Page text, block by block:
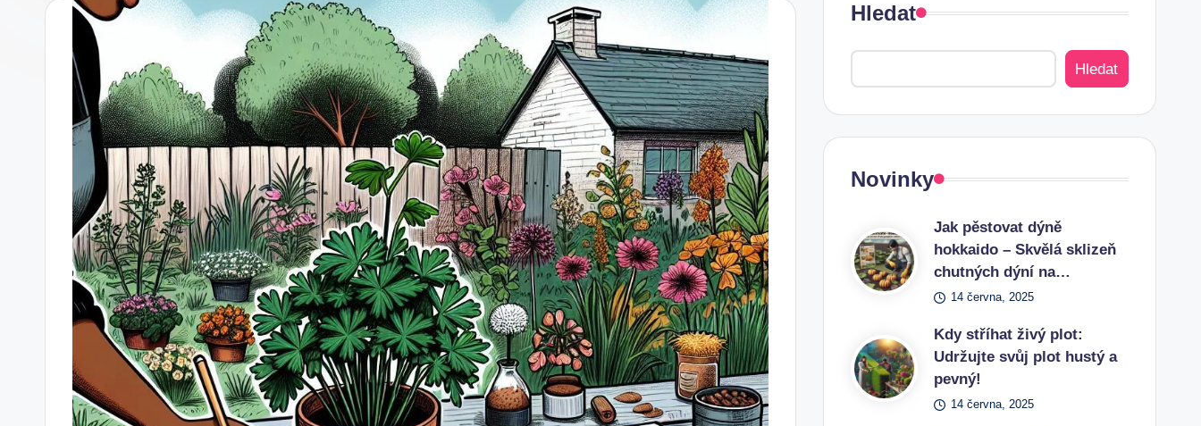
Hledat
Hledat
Novinky
Jak pěstovat dýně
hokkaido – Skvělá sklizeň
chutných dýní na…
14 června, 2025
Kdy stříhat živý plot:
Udržujte svůj plot hustý a
pevný!
14 června, 2025